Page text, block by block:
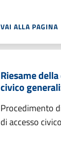
VAI ALLA PAGINA
Riesame
civico
Procedimento
di accesso